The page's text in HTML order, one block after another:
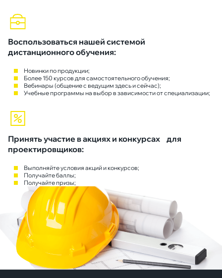
Воспользоваться нашей системой
дистанционного обучения:
Новинки по продукции;
Более 150 курсов для самостоятельного обучения;
Вебинары (общение с ведущим здесь и сейчас);
Учебные программы на выбор в зависимости от специализации;
Принять участие в акциях и конкурсах для
проектировщиков:
Выполняйте условия акций и конкурсов;
Получайте баллы;
Получайте призы;